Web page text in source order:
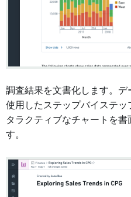
調査結果を文書化します。
使用したステップバイステ
タラクティブなチャートを書
す。